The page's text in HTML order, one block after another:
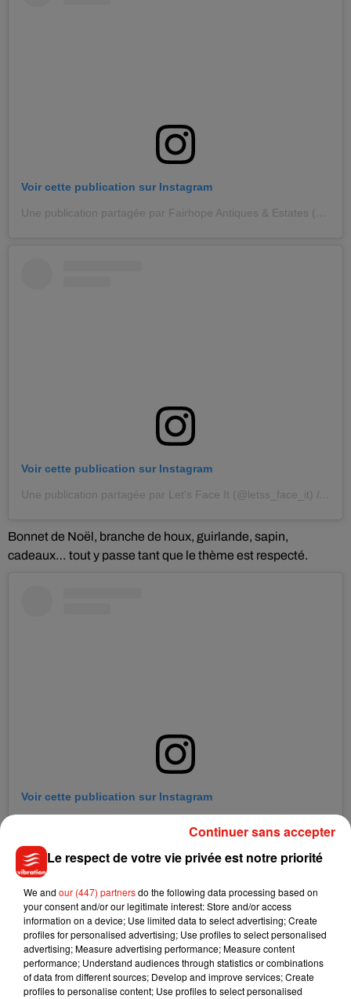
Voir cette publication sur Instagram
Voir cette publication sur Instagram
Une publication partagée par Let's Face It (@letss_face_it) le
Bonnet de Noël, branche de houx, guirlande, sapin,
cadeaux… tout y passe tant que le thème est respecté.
Voir cette publication sur Instagram
Le respect de votre vie privée est notre priorité
We and our (447) partnersdo the following data processing based on
your consent and/or our legitimate interest: Store and/or access
information on a device; Use limited data to select advertising; Create
profiles for personalised advertising; Use profiles to select personalised
advertising; Measure advertising performance; Measure content
performance; Understand audiences through statistics or combinations
of data from different sources; Develop and improve services; Create
profiles to personalise content; Use profiles to select personalised
Continuer sans accepter